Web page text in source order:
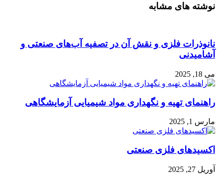
نوشته های مشابه
نانوذرات فلزی و نقش آن در تصفیه آب‌های صنعتی و
آشامیدنی
می 18, 2025
راهنمای تهیه و نگهداری مواد شیمیایی آزمایشگاهی
مارس 1, 2025
اکسیدهای فلزی صنعتی
آوریل 27, 2025